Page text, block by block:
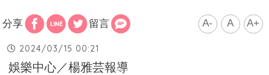
分享 留言 A- A A+
2024/03/15 00:21
娛樂中心／楊雅芸報導